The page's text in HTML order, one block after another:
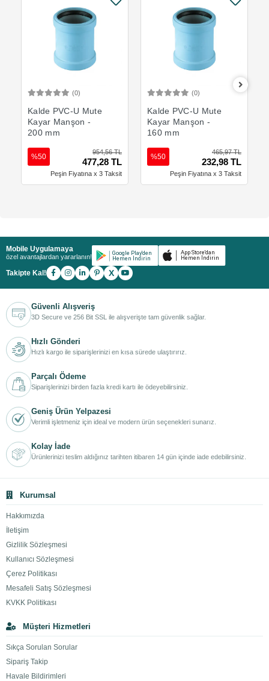
(0)
Kalde PVC-U Mute
Kayar Manşon -
200 mm
954,56 TL
477,28 TL
%50
Peşin Fiyatına x 3 Taksit
(0)
Kalde PVC-U Mute
Kayar Manşon -
160 mm
465,97 TL
232,98 TL
%50
Peşin Fiyatına x 3 Taksit
Mobile Uygulamaya
özel avantajlardan yararlanın!
Takipte Kal! X
Güvenli Alışveriş
3D Secure ve 256 Bit SSL ile alışverişte tam güvenlik sağlar.
Hızlı Gönderi
Hızlı kargo ile siparişlerinizi en kısa sürede ulaştırırız.
Parçalı Ödeme
Siparişlerinizi birden fazla kredi kartı ile ödeyebilirsiniz.
Geniş Ürün Yelpazesi
Verimli işletmeniz için ideal ve modern ürün seçenekleri sunarız.
Kolay İade
Ürünlerinizi teslim aldığınız tarihten itibaren 14 gün içinde iade edebilirsiniz.
Kurumsal
Hakkımızda
İletişim
Gizlilik Sözleşmesi
Kullanıcı Sözleşmesi
Çerez Politikası
Mesafeli Satış Sözleşmesi
KVKK Politikası
Müşteri Hizmetleri
Sıkça Sorulan Sorular
Sipariş Takip
Havale Bildirimleri